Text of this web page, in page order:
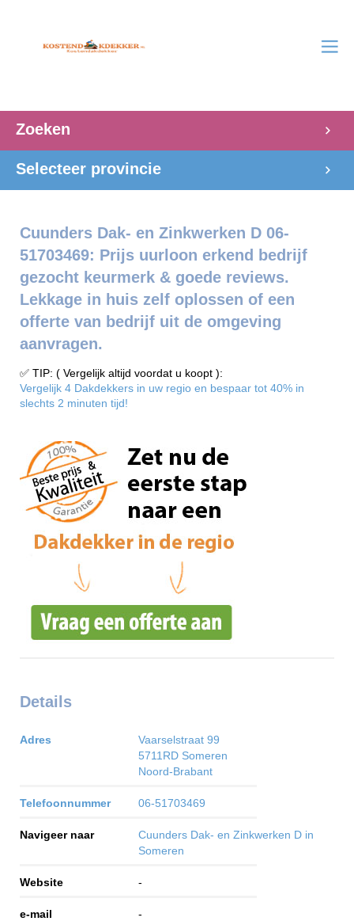
Zoeken
Selecteer provincie
Cuunders Dak- en Zinkwerken D 06-
51703469: Prijs uurloon erkend bedrijf
gezocht keurmerk & goede reviews.
Lekkage in huis zelf oplossen of een
offerte van bedrijf uit de omgeving
aanvragen.
✅ TIP: ( Vergelijk altijd voordat u koopt ):
Vergelijk 4 Dakdekkers in uw regio en bespaar tot 40% in
slechts 2 minuten tijd!
Details
Adres
Vaarselstraat 99
5711RD Someren
Noord-Brabant
Telefoonnummer 06-51703469
Navigeer naar
Cuunders Dak- en Zinkwerken D in
Someren
Website -
e-mail -